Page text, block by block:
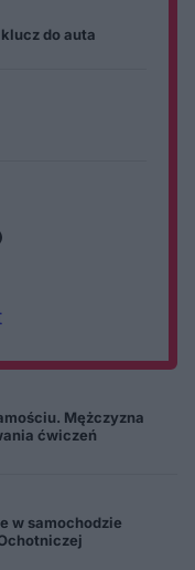
Mężczyzna
ćwiczeń
w samochodzie
do auta